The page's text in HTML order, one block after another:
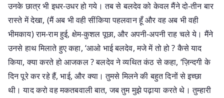
उनके छात्र भी इधर-उधर हो गये। तब से बलदेव को केवल मैंने दो-तीन बार
रास्ते में देखा, (मैं अब भी वही सींकिया पहलवान हूँ और वह अब भी वही
भीमकाय) राम-राम हुई, क्षेम-कुशल पूछा, और अपनी-अपनी राह चले ये। मैंने
उनसे हाथ मिलाते हुए कहा, ‘आओ भाई बलदेव, मजे में तो हो ? कैसे याद
किया, क्या करते हो आजकल ? बलदेव ने व्यथित कंठ से कहा, ‘ज़िन्दगी के
दिन पूरे कर रहे हैं, भाई, और क्या। तुमसे मिलने की बहुत दिनों से इच्छा
थी। याद करो वह मकतबवाली बात, जब तुम मुझे पढ़ाया करते थे। तुम्हारी